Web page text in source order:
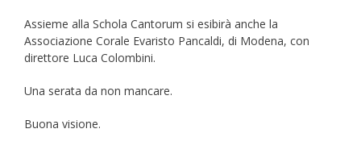
Assieme alla Schola Cantorum si esibirà anche la
Associazione Corale Evaristo Pancaldi, di Modena, con
direttore Luca Colombini.
Una serata da non mancare.
Buona visione.